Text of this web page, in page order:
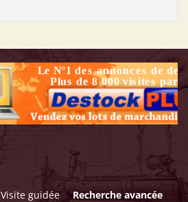
Visite guidée Recherche avancée